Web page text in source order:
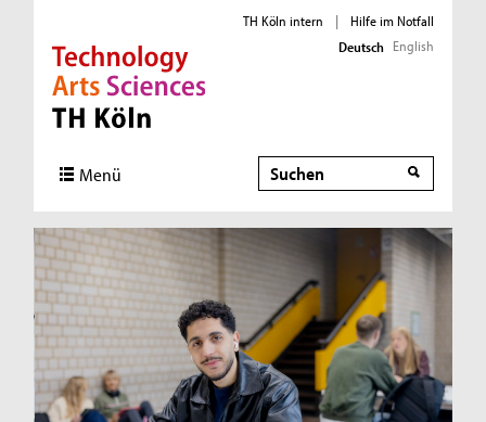
Direkt zur Hauptnavigation
Direkt zur Subnavigation
Direkt zum Inhalt
Direkt zum Fußbereich
TH Köln intern |
Hilfe im Notfall
Deutsch English
Menü Suche